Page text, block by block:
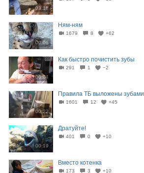
03:18
00:06
Ням-ням
1679 8 +62
00:04
Как быстро почистить зубы
291 1 −2
00:22
Правила ТБ выложены зубами
1601 12 +45
00:19
Дратуйте!
401 0 +10
Вместо котенка
173 3 +10